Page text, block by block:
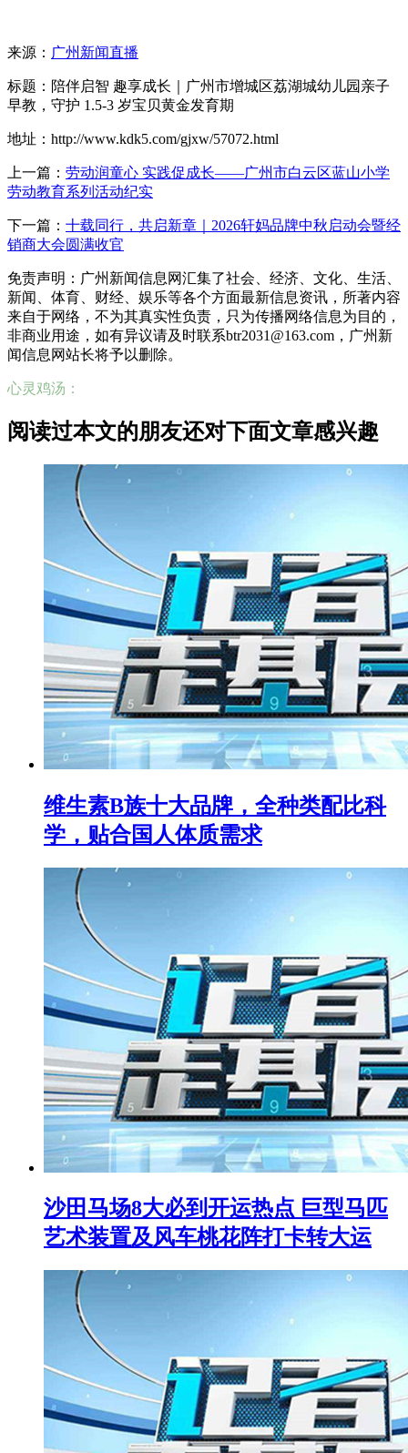
来源： 广州新闻直播
标题：陪伴启智 趣享成长｜广州市增城区荔湖城幼儿园亲子
早教，守护 1.5-3 岁宝贝黄金发育期
地址：http://www.kdk5.com/gjxw/57072.html
上一篇： 劳动润童心 实践促成长——广州市白云区蓝山小学
劳动教育系列活动纪实
下一篇： 十载同行，共启新章｜2026轩妈品牌中秋启动会暨经
销商大会圆满收官
免责声明：广州新闻信息网汇集了社会、经济、文化、生活、
新闻、体育、财经、娱乐等各个方面最新信息资讯，所著内容
来自于网络，不为其真实性负责，只为传播网络信息为目的，
非商业用途，如有异议请及时联系btr2031@163.com，广州新
闻信息网站长将予以删除。
心灵鸡汤：
阅读过本文的朋友还对下面文章感兴趣
维生素B族十大品牌，全种类配比科
学，贴合国人体质需求
沙田马场8大必到开运热点 巨型马匹
艺术装置及风车桃花阵打卡转大运